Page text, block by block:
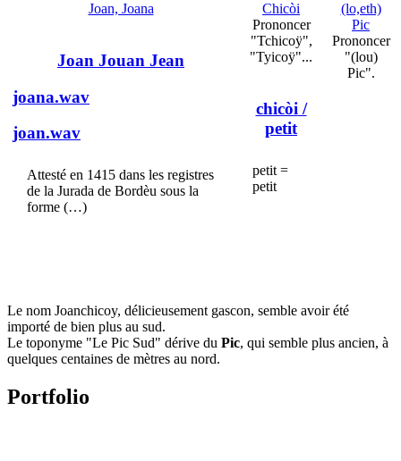
Joan, Joana
Joan Jouan Jean
joana.wav
joan.wav
Attesté en 1415 dans les registres
de la Jurada de Bordèu sous la
forme (…)
Chicòi
Prononcer
"Tchicoÿ",
"Tyicoÿ"...
chicòi /
petit
petit =
petit
(lo,eth)
Pic
Prononcer
"(lou)
Pic".
Le nom Joanchicoy, délicieusement gascon, semble avoir été
importé de bien plus au sud.
Le toponyme "Le Pic Sud" dérive du Pic, qui semble plus ancien, à
quelques centaines de mètres au nord.
Portfolio